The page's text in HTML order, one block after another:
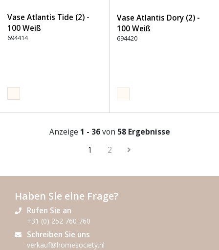
Vase Atlantis Tide (2) -
100 Weiß
694414
Vase Atlantis Dory (2) -
100 Weiß
694420
Anzeige 1 - 36von 58 Ergebnisse
1
2
Haben Sie eine Frage?
Rufen Sie an
+31 (0) 252 760 760
Schreiben Sie uns
verkauf@homesociety.nl